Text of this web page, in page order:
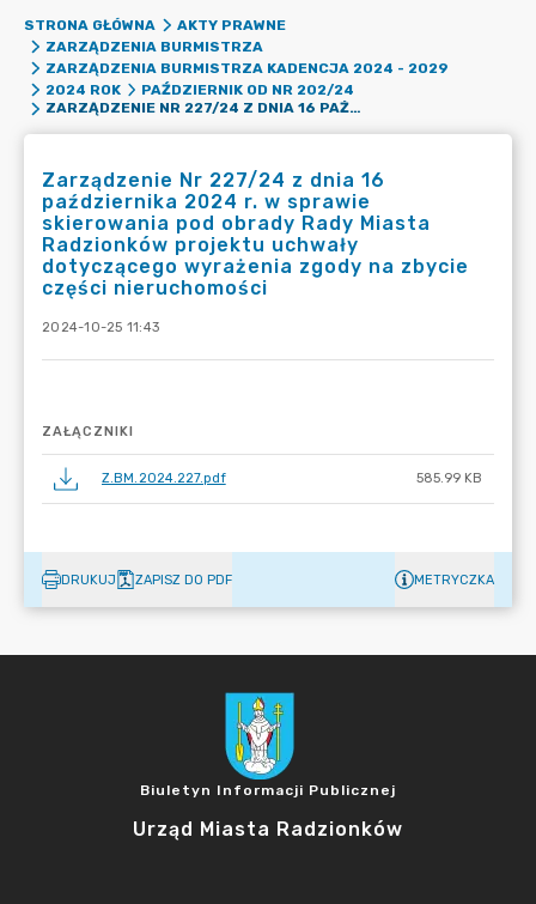
STRONA GŁÓWNA
AKTY PRAWNE
ZARZĄDZENIA BURMISTRZA
ZARZĄDZENIA BURMISTRZA KADENCJA 2024 - 2029
2024 ROK
PAŹDZIERNIK OD NR 202/24
ZARZĄDZENIE NR 227/24 Z DNIA 16 PAŹDZIERNIKA 2024 R. W SPRAWIE SKIEROWANIA POD OBRADY RADY MIASTA RADZIONKÓW PROJEKTU UCHWAŁY DOTYCZĄCEGO WYRAŻENIA ZGODY NA ZBYCIE CZĘŚCI NIERUCHOMOŚCI
Zarządzenie Nr 227/24 z dnia 16
października 2024 r. w sprawie
skierowania pod obrady Rady Miasta
Radzionków projektu uchwały
dotyczącego wyrażenia zgody na zbycie
części nieruchomości
2024-10-25 11:43
ZAŁĄCZNIKI
Z.BM.2024.227.pdf 585.99 KB
DRUKUJ ZAPISZ DO PDF METRYCZKA
Biuletyn Informacji Publicznej
Urząd Miasta Radzionków